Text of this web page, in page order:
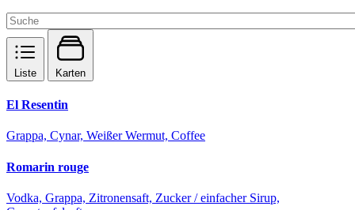
Liste Karten
El Resentin
Grappa, Cynar, Weißer Wermut, Coffee
Romarin rouge
Vodka, Grappa, Zitronensaft, Zucker / einfacher Sirup,